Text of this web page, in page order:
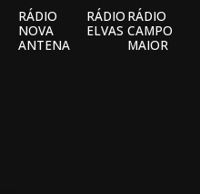
RÁDIO
NOVA
ANTENA
RÁDIO
ELVAS
RÁDIO
CAMPO
MAIOR